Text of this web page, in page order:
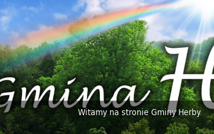
Witamy na stronie Gminy Herby